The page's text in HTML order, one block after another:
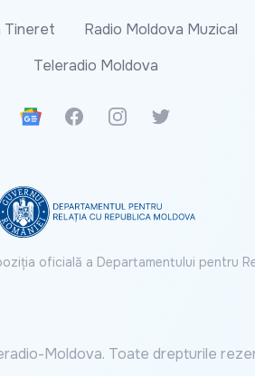
Tineret Radio Moldova Muzical
Teleradio Moldova
Google News
FacebookInstagramTwitter
oficială a Departamentului pentru
Moldova. Toate drepturile